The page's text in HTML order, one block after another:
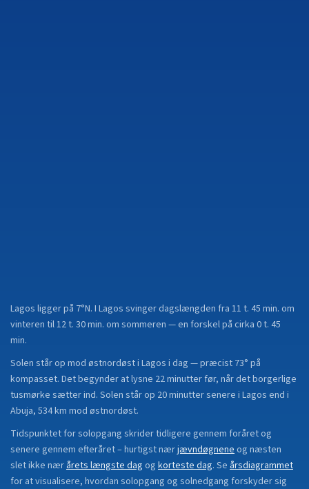
Lagos ligger på 7°N. I Lagos svinger dagslængden fra 11 t. 45 min. om
vinteren til 12 t. 30 min. om sommeren — en forskel på cirka 0 t. 45
min.
Solen står op mod østnordøst i Lagos i dag — præcist 73° på
kompasset. Det begynder at lysne 22 minutter før, når det borgerlige
tusmørke sætter ind. Solen står op 20 minutter senere i Lagos end i
Abuja, 534 km mod østnordøst.
Tidspunktet for solopgang skrider tidligere gennem foråret og
senere gennem efteråret– hurtigst nærjævndøgneneog næsten
slet ikke nærårets længste dag og korteste dag. Se årsdiagrammet
for at visualisere, hvordan solopgang og solnedgang forskyder sig